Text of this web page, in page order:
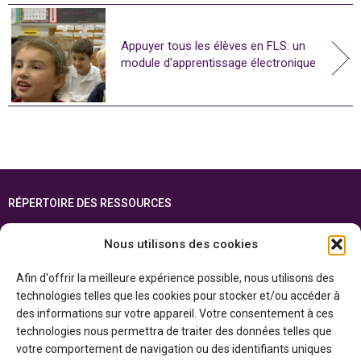
Nous utilisons des cookies
Afin d'offrir la meilleure expérience possible, nous utilisons des
technologies telles que les cookies pour stocker et/ou accéder à
des informations sur votre appareil. Votre consentement à ces
technologies nous permettra de traiter des données telles que
votre comportement de navigation ou des identifiants uniques
Appuyer tous les élèves en FLS: un
module d'apprentissage électronique
RÉPERTOIRE DES RESSOURCES
ENGLISH
Cette ressource est réalisée grâce au soutien financier du gouvernement de
l’Ontario et du gouvernement duCanada par l’entremise du ministère du
Patrimoine canadien